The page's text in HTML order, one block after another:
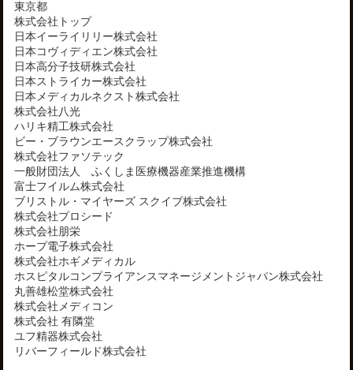
東京都
株式会社トップ
日本イーライリリー株式会社
日本コヴィディエン株式会社
日本高分子技研株式会社
日本ストライカー株式会社
日本メディカルネクスト株式会社
株式会社八光
ハリキ精工株式会社
ビー・ブラウンエースクラップ株式会社
株式会社ファソテック
一般財団法人 ふくしま医療機器産業推進機構
富士フイルム株式会社
ブリストル・マイヤーズ スクイブ株式会社
株式会社プロシード
株式会社朋栄
ホープ電子株式会社
株式会社ホギメディカル
ホスピタルコンプライアンスマネージメントジャパン株式会社
丸善雄松堂株式会社
株式会社メディコン
株式会社 有隣堂
ユフ精器株式会社
リバーフィールド株式会社